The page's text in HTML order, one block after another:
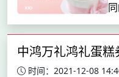
中鸿万礼鸿礼蛋
时间：2021-12-08